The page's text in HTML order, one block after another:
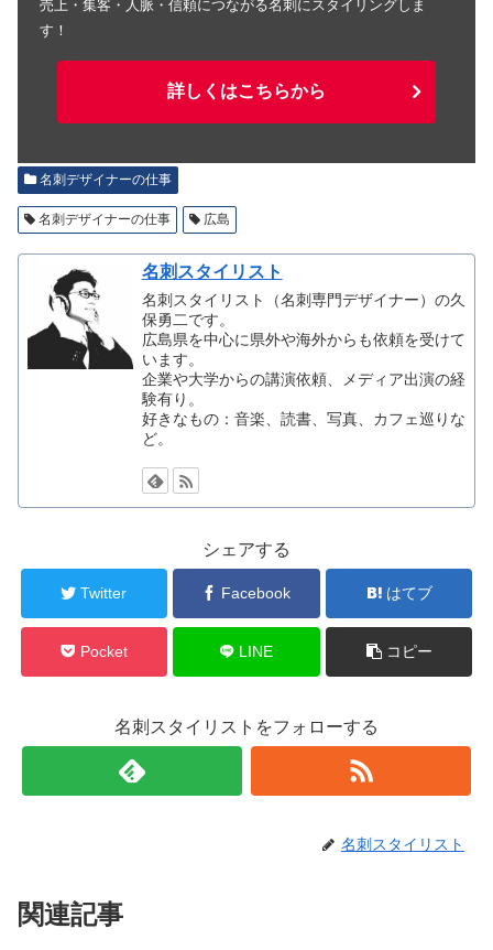
売上・集客・人脈・信頼につながる名刺にスタイリングしま
す！
詳しくはこちらから
名刺デザイナーの仕事
名刺デザイナーの仕事 広島
名刺スタイリスト
名刺スタイリスト（名刺専門デザイナー）の久
保勇二です。
広島県を中心に県外や海外からも依頼を受けて
います。
企業や大学からの講演依頼、メディア出演の経
験有り。
好きなもの：音楽、読書、写真、カフェ巡りな
ど。
シェアする
Twitter Facebook はてブ
Pocket LINE コピー
名刺スタイリストをフォローする
名刺スタイリスト
関連記事